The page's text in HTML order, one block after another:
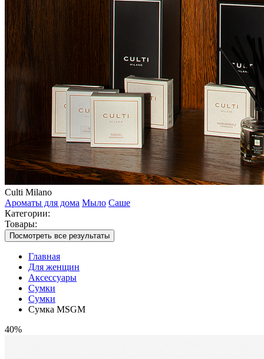
Culti Milano
Ароматы для дома Мыло Саше
Категории:
Товары:
Посмотреть все результаты
Главная
Для женщин
Аксессуары
Сумки
Сумки
Сумка MSGM
40%